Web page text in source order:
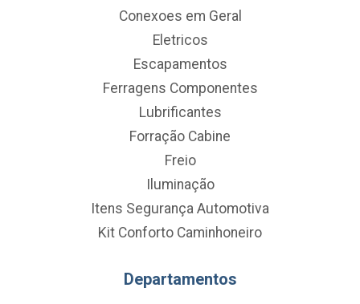
Conexoes em Geral
Eletricos
Escapamentos
Ferragens Componentes
Lubrificantes
Forração Cabine
Freio
Iluminação
Itens Segurança Automotiva
Kit Conforto Caminhoneiro
Departamentos